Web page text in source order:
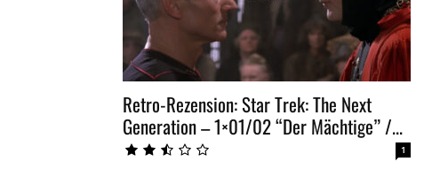
Retro-Rezension: Star Trek: The Next
Generation – 1×01/02 “Der Mächtige” /...
1